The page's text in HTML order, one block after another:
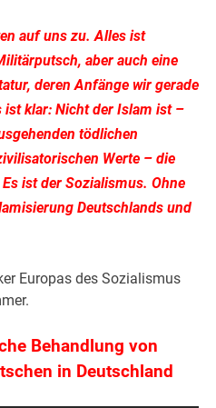
auf uns zu. Alles ist
aber auch eine
deren Anfänge wir gerade
ist klar: Nicht der Islam ist –
tödlichen
Werte – die
ist der Sozialismus. Ohne
Deutschlands und
Europas des Sozialismus
Behandlung von
in Deutschland